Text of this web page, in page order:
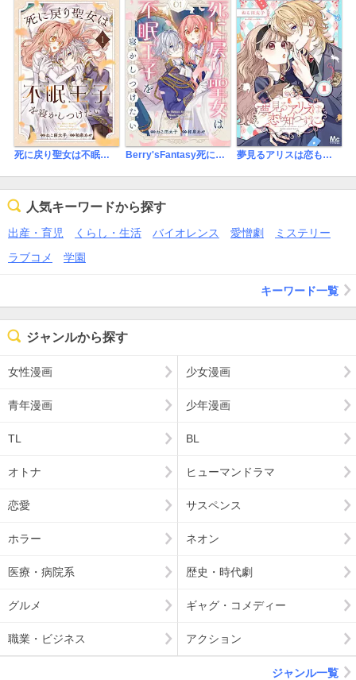
死に戻り聖女は不眠王子を寝かしつけたい Berry'sFantasy死に戻り聖女は不眠王子を寝かしつけたい 夢見るアリスは恋も知らずに
人気キーワードから探す
出産・育児 くらし・生活 バイオレンス 愛憎劇
ミステリー
ラブコメ
学園
キーワード一覧
ジャンルから探す
女性漫画 少女漫画
青年漫画 少年漫画
TL BL
オトナ ヒューマンドラマ
恋愛 サスペンス
ホラー ネオン
医療・病院系 歴史・時代劇
グルメ ギャグ・コメディー
職業・ビジネス アクション
ジャンル一覧